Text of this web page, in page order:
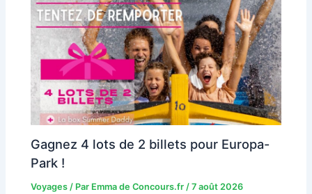
Gagnez 4 lots de 2 billets pour Europa-
Park !
Voyages / Par Emma de Concours.fr/7 août 2026